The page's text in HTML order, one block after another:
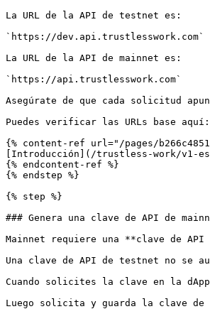
La URL de la API de testnet es:
`https://dev.api.trustlesswork.com`
La URL de la API de mainnet es:
`https://api.trustlesswork.com`
Asegúrate de que cada solicitud
Puedes verificar las URLs base aquí:
{% content-ref url="/pages/
[Introducción](/trustless-work/v1-
{% endcontent-ref %}
{% endstep %}
{% step %}
### Genera una clave de API de
Mainnet requiere una **clave de API
Una clave de API de testnet no se
Cuando solicites la clave en la
Luego solicita y guarda la clave de